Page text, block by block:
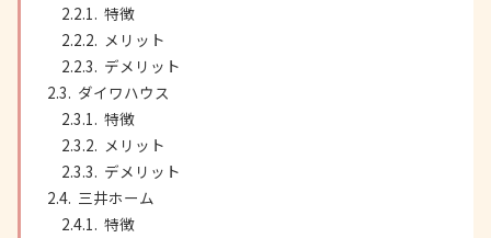
特徴
メリット
デメリット
ダイワハウス
特徴
メリット
デメリット
三井ホーム
特徴